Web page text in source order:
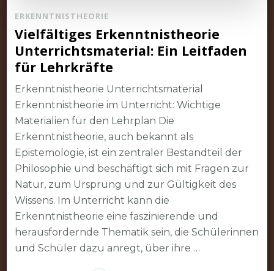
ERKENNTNISTHEORIE
Vielfältiges Erkenntnistheorie
Unterrichtsmaterial: Ein Leitfaden
für Lehrkräfte
Erkenntnistheorie Unterrichtsmaterial
Erkenntnistheorie im Unterricht: Wichtige
Materialien für den Lehrplan Die
Erkenntnistheorie, auch bekannt als
Epistemologie, ist ein zentraler Bestandteil der
Philosophie und beschäftigt sich mit Fragen zur
Natur, zum Ursprung und zur Gültigkeit des
Wissens. Im Unterricht kann die
Erkenntnistheorie eine faszinierende und
herausfordernde Thematik sein, die Schülerinnen
und Schüler dazu anregt, über ihre …